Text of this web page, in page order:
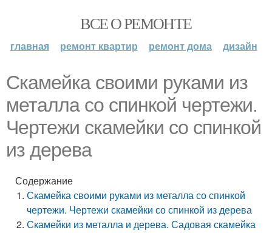
ВСЕ О РЕМОНТЕ
главная ремонт квартир ремонт дома дизайн
Скамейка своими руками из
металла со спинкой чертежи.
Чертежи скамейки со спинкой
из дерева
Содержание
Скамейка своими руками из металла со спинкой
чертежи. Чертежи скамейки со спинкой из дерева
Скамейки из металла и дерева. Садовая скамейка